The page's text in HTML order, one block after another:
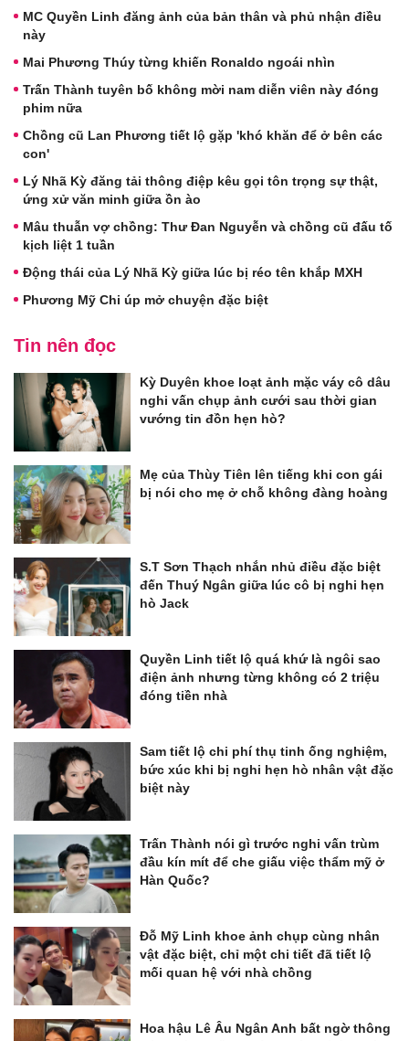
MC Quyền Linh đăng ảnh của bản thân và phủ nhận điều
này
Mai Phương Thúy từng khiến Ronaldo ngoái nhìn
Trấn Thành tuyên bố không mời nam diễn viên này đóng
phim nữa
Chồng cũ Lan Phương tiết lộ gặp 'khó khăn để ở bên các
con'
Lý Nhã Kỳ đăng tải thông điệp kêu gọi tôn trọng sự thật,
ứng xử văn minh giữa ồn ào
Mâu thuẫn vợ chồng: Thư Đan Nguyễn và chồng cũ đấu tố
kịch liệt 1 tuần
Động thái của Lý Nhã Kỳ giữa lúc bị réo tên khắp MXH
Phương Mỹ Chi úp mở chuyện đặc biệt
Tin nên đọc
Kỳ Duyên khoe loạt ảnh mặc váy cô dâu
nghi vấn chụp ảnh cưới sau thời gian
vướng tin đồn hẹn hò?
Mẹ của Thùy Tiên lên tiếng khi con gái
bị nói cho mẹ ở chỗ không đàng hoàng
S.T Sơn Thạch nhắn nhủ điều đặc biệt
đến Thuý Ngân giữa lúc cô bị nghi hẹn
hò Jack
Quyền Linh tiết lộ quá khứ là ngôi sao
điện ảnh nhưng từng không có 2 triệu
đóng tiền nhà
Sam tiết lộ chi phí thụ tinh ống nghiệm,
bức xúc khi bị nghi hẹn hò nhân vật đặc
biệt này
Trấn Thành nói gì trước nghi vấn trùm
đầu kín mít để che giấu việc thẩm mỹ ở
Hàn Quốc?
Đỗ Mỹ Linh khoe ảnh chụp cùng nhân
vật đặc biệt, chỉ một chi tiết đã tiết lộ
mối quan hệ với nhà chồng
Hoa hậu Lê Âu Ngân Anh bất ngờ thông